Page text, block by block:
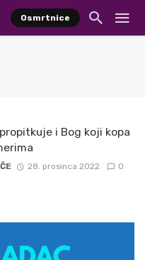
Osmrtnice
i Bog koji kopa
28. prosinca 2022. 0